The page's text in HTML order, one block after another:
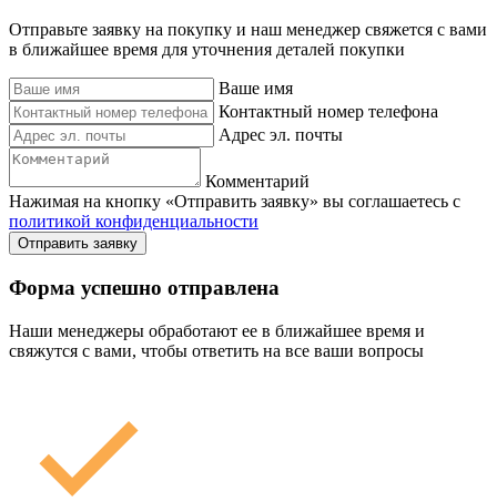
Отправьте заявку на покупку и наш менеджер свяжется с вами
в ближайшее время для уточнения деталей покупки
Ваше имя
Контактный номер телефона
Адрес эл. почты
Комментарий
Нажимая на кнопку «Отправить заявку» вы соглашаетесь с
политикой конфиденциальности
Отправить заявку
Форма успешно отправлена
Наши менеджеры обработают ее в ближайшее время и
свяжутся с вами, чтобы ответить на все ваши вопросы